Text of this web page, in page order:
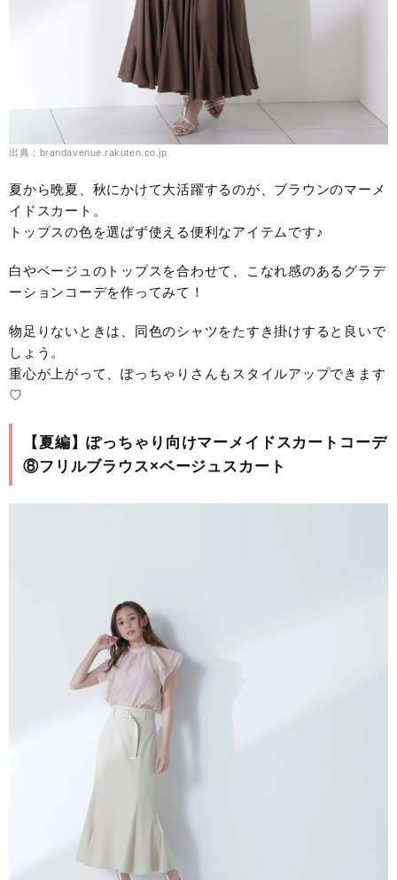
出典：brandavenue.rakuten.co.jp
夏から晩夏、秋にかけて大活躍するのが、ブラウンのマーメ
イドスカート。
トップスの色を選ばず使える便利なアイテムです♪
白やベージュのトップスを合わせて、こなれ感のあるグラデ
ーションコーデを作ってみて！
物足りないときは、同色のシャツをたすき掛けすると良いで
しょう。
重心が上がって、ぽっちゃりさんもスタイルアップできます
♡
【夏編】ぽっちゃり向けマーメイドスカートコーデ
⑧フリルブラウス×ベージュスカート